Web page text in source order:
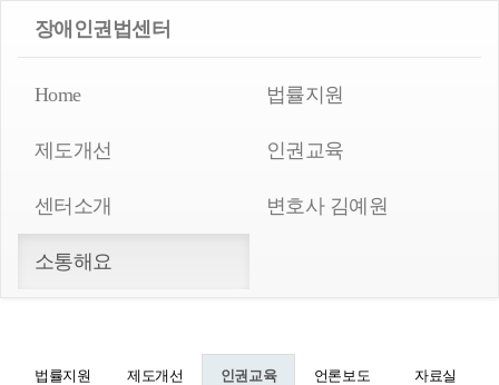
장애인권법센터
Home 법률지원
제도개선 인권교육
센터소개 변호사 김예원
소통해요
법률지원 제도개선 인권교육 언론보도 자료실